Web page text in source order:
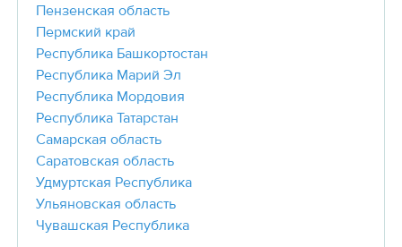
Пензенская область
Пермский край
Республика Башкортостан
Республика Марий Эл
Республика Мордовия
Республика Татарстан
Самарская область
Саратовская область
Удмуртская Республика
Ульяновская область
Чувашская Республика